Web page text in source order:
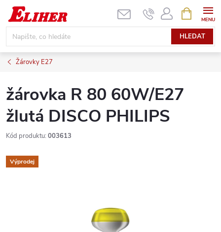
Přejít
obsah
HLEDAT
NÁKUPNÍ
KOŠÍK
Žárovky E27
žárovka R 80 60W/E27
žlutá DISCO PHILIPS
Kód produktu: 003613
Výprodej